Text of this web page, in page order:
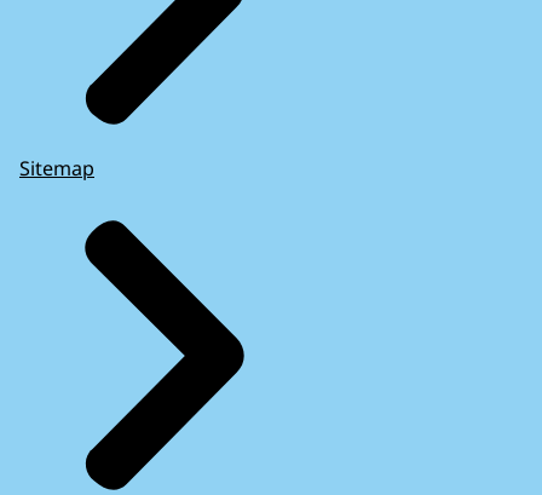
Sitemap